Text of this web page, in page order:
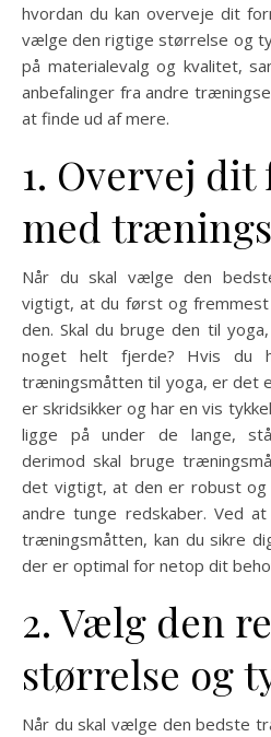
hvordan du kan overveje dit
vælge den rigtige størrelse og
på materialevalg og kvalitet,
anbefalinger fra andre
at finde ud af mere.
1. Overvej dit
med
Når du skal vælge den
vigtigt, at du først og
den. Skal du bruge den til
noget helt fjerde? Hvis du
træningsmåtten til yoga, er det
er skridsikker og har en vis
ligge på under de lange,
derimod skal bruge
det vigtigt, at den er robust
andre tunge redskaber. Ved
træningsmåtten, kan du sikre
der er optimal for netop dit
2. Vælg den
størrelse og
Når du skal vælge den bedste